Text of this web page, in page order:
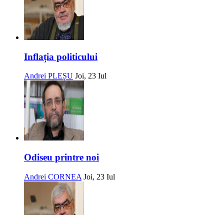
Inflația politicului
Andrei PLEȘU Joi, 23 Iul
Odiseu printre noi
Andrei CORNEA Joi, 23 Iul